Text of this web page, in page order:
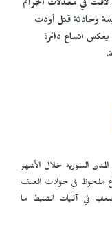
في معدلات الجرائم
مطلع عام 2026، مسجلاً 201 جريمة وحادثة قتل أودت
يعكس اتساع دائرة
السورية خلال الأشهر
ملحوظ في حوادث العنف
في آليات الضبط ما